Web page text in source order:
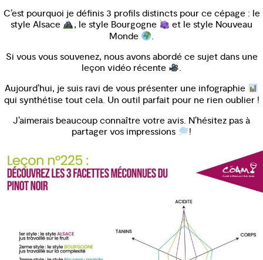
C’est pourquoi je définis 3 profils distincts pour ce cépage : le
style Alsace
, le style Bourgogne
et le style Nouveau
Monde
.
Si vous vous souvenez, nous avons abordé ce sujet dans une
leçon vidéo récente
.
Aujourd’hui, je suis ravi de vous présenter une infographie
qui synthétise tout cela. Un outil parfait pour ne rien oublier !
J’aimerais beaucoup connaître votre avis. N’hésitez pas à
partager vos impressions
!